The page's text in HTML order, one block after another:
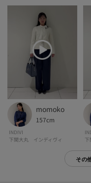
なる場合もございます。
momoko
157cm
INDIVI
下関大丸 インディヴィ
その